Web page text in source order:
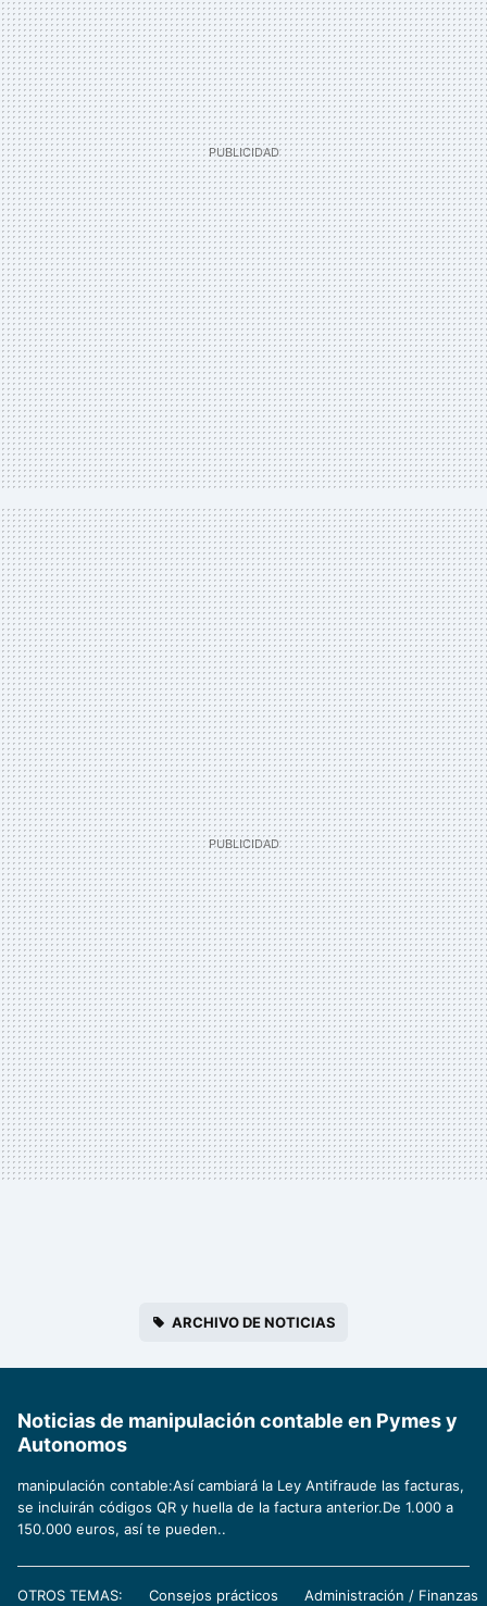
ARCHIVO DE NOTICIAS
Noticias de manipulación contable en Pymes y
Autonomos
manipulación contable:Así cambiará la Ley Antifraude las facturas,
se incluirán códigos QR y huella de la factura anterior.De 1.000 a
150.000 euros, así te pueden..
OTROS TEMAS: Consejos prácticos Administración / Finanzas